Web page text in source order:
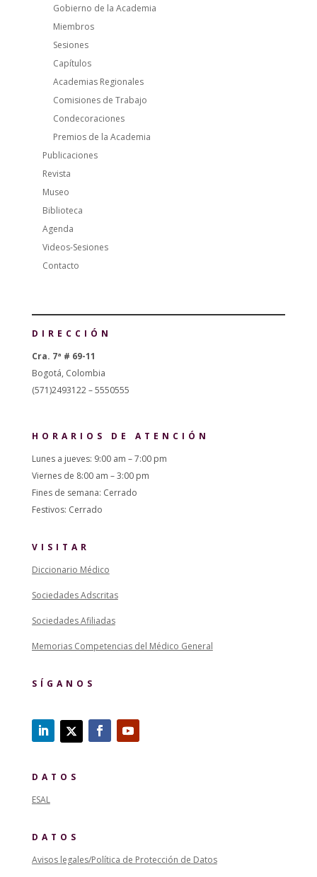
Gobierno de la Academia
Miembros
Sesiones
Capítulos
Academias Regionales
Comisiones de Trabajo
Condecoraciones
Premios de la Academia
Publicaciones
Revista
Museo
Biblioteca
Agenda
Videos-Sesiones
Contacto
DIRECCIÓN
Cra. 7ª # 69-11
Bogotá, Colombia
(571)2493122 – 5550555
HORARIOS DE ATENCIÓN
Lunes a jueves: 9:00 am – 7:00 pm
Viernes de 8:00 am – 3:00 pm
Fines de semana: Cerrado
Festivos: Cerrado
VISITAR
Diccionario Médico
Sociedades Adscritas
Sociedades Afiliadas
Memorias Competencias del Médico General
SÍGANOS
DATOS
ESAL
DATOS
Avisos legales/Política de Protección de Datos